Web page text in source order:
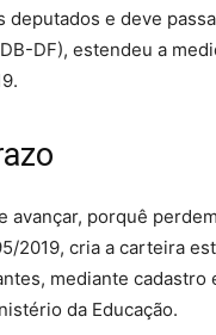
deputados e deve
DF), estendeu a
avançar, porquê
2019, cria a carteira
mediante cadastro
da Educação.